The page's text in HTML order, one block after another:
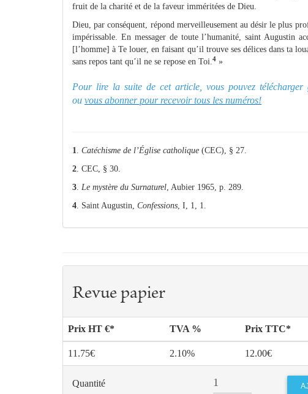
fruit de la charité et de la faveur imméritées de Dieu.
Dieu, par conséquent, répond merveilleusement au désir le plus
impérissable. En messager de toute l’humanité, saint Augustin
[l’homme] à Te louer, en faisant qu’il trouve ses délices dans ta
sans repos tant qu’il ne se repose en Toi.4 »
Pour lire la suite de cet article, vous pouvez
ou vous abonner pour recevoir tous les numéros!
1. Catéchisme de l’Église catholique (CEC), § 27.
2. CEC, § 30.
3. Le mystère du Surnaturel, Aubier 1965, p. 289.
4. Saint Augustin, Confessions, I, 1, 1.
Revue papier
Prix HT €* TVA % Prix TTC*
11.75€ 2.10% 12.00€
Quantité